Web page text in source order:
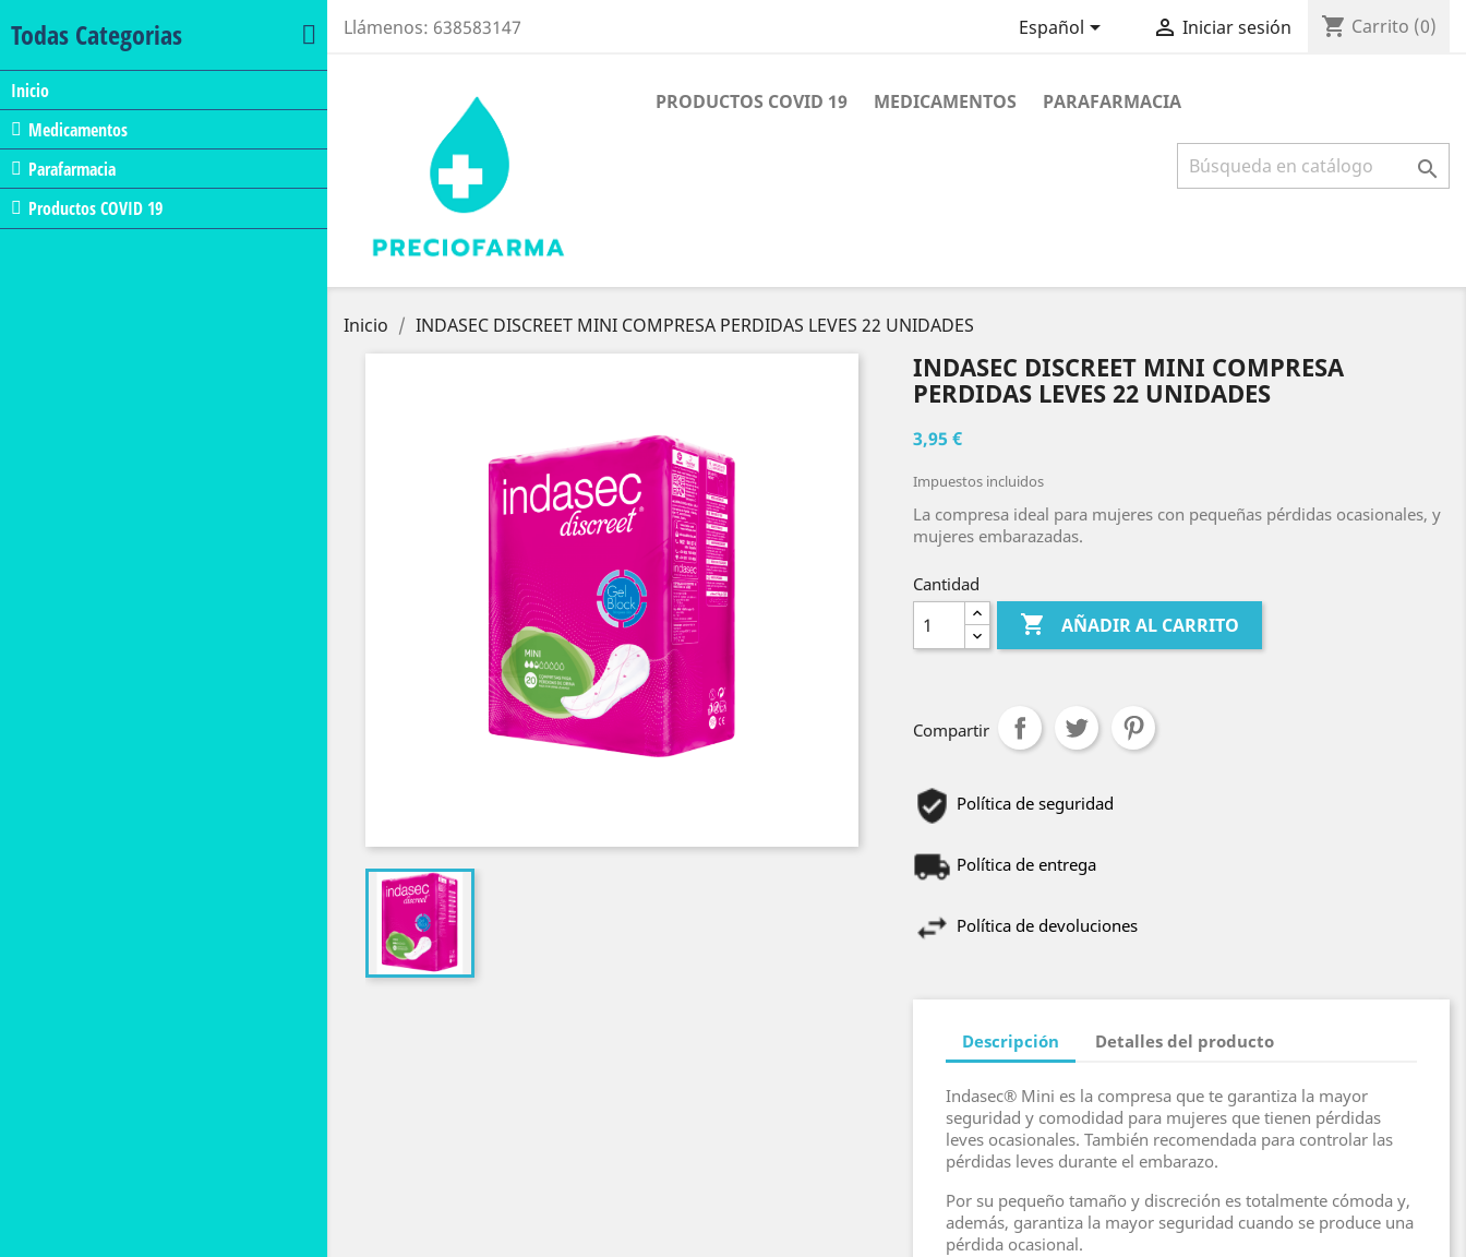
Todas Categorias
Inicio
Medicamentos
Parafarmacia
Productos COVID 19
Llámenos: 638583147 Español  Iniciar sesión shopping_cart Carrito (0)
PRODUCTOS COVID 19 MEDICAMENTOS PARAFARMACIA

Inicio INDASEC DISCREET MINI COMPRESA PERDIDAS LEVES 22 UNIDADES
INDASEC DISCREET MINI COMPRESA
PERDIDAS LEVES 22 UNIDADES
3,95 €
Impuestos incluidos
La compresa ideal para mujeres con pequeñas pérdidas ocasionales, y
mujeres embarazadas.
Cantidad
 AÑADIR AL CARRITO
Compartir
Política de seguridad
Política de entrega
Política de devoluciones
Descripción Detalles del producto
Indasec® Mini es la compresa que te garantiza la mayor
seguridad y comodidad para mujeres que tienen pérdidas
leves ocasionales. También recomendada para controlar las
pérdidas leves durante el embarazo.
Por su pequeño tamaño y discreción es totalmente cómoda y,
además, garantiza la mayor seguridad cuando se produce una
pérdida ocasional.